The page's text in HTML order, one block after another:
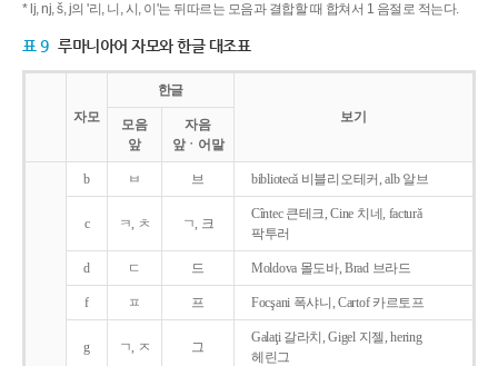
* lj, nj, š, j의 '리, 니, 시, 이'는 뒤따르는 모음과 결합할 때 합쳐서 1 음절로 적는다.
표 9 루마니아어 자모와 한글 대조표
자모
한글
보기
모음
앞
자음
앞ㆍ어말
b ㅂ 브 bibliotecǎ 비블리오테커, alb 알브
c ㅋ, ㅊ ㄱ, 크
Cîntec 큰테크, Cine 치네, facturǎ
팍투러
d ㄷ 드 Moldova 몰도바, Brad 브라드
f ㅍ 프 Focşani 폭샤니, Cartof 카르토프
g ㄱ, ㅈ 그
Galaţi 갈라치, Gigel 지젤, hering
헤린그